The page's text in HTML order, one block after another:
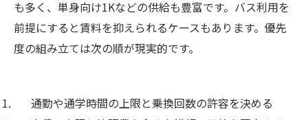
も多く、単身向け1Kなどの供給も豊富です。バス利用を
前提にすると賃料を抑えられるケースもあります。優先
度の組み立ては次の順が現実的です。
通勤や通学時間の上限と乗換回数の許容を決める